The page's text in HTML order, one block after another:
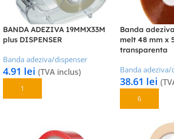
BANDA ADEZIVA 19MMX33M
plus DISPENSER
Banda adeziva/dispenser
4.91 lei (TVA inclus)
Adaugă În Coș
Banda
melt 48 mm x
transparenta
Banda
38.61 lei
Adaugă În Coș